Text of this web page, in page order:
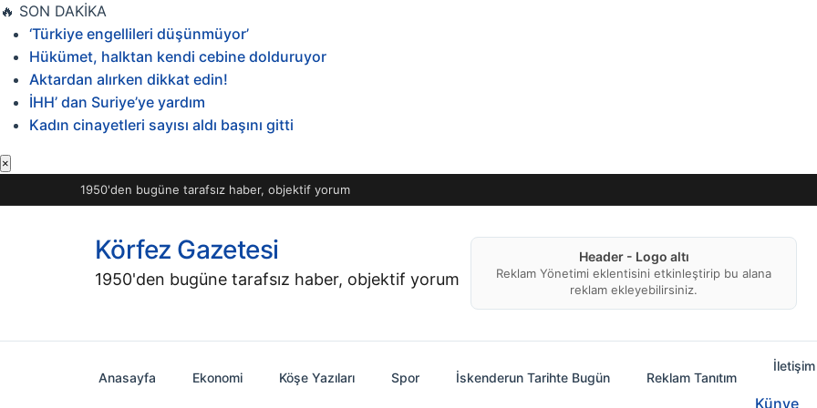
İçeriğe
geç
🔥 SON DAKİKA
‘Türkiye engellileri düşünmüyor’
Hükümet, halktan kendi cebine dolduruyor
Aktardan alırken dikkat edin!
İHH’ dan Suriye’ye yardım
Kadın cinayetleri sayısı aldı başını gitti
×
1950'den bugüne tarafsız haber, objektif yorum
Körfez Gazetesi
1950'den bugüne tarafsız haber, objektif yorum
Header - Logo altı
Reklam Yönetimi eklentisini etkinleştirip bu alana
reklam ekleyebilirsiniz.
Anasayfa Ekonomi Köşe Yazıları Spor İskenderun Tarihte Bugün Reklam Tanıtım
İletişim
Künye